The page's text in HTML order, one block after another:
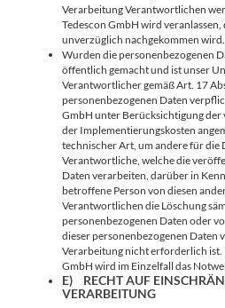
Verarbeitung Verantwortlichen
Tedescon GmbH wird veranlassen,
unverzüglich nachgekommen wird.
Wurden die personenbezogenen
öffentlich gemacht und ist unser
Verantwortlicher gemäß Art. 17
personenbezogenen Daten
GmbH unter Berücksichtigung der
der Implementierungskosten
technischer Art, um andere für die
Verantwortliche, welche die
Daten verarbeiten, darüber in
betroffene Person von diesen
Verantwortlichen die Löschung
personenbezogenen Daten oder
dieser personenbezogenen Daten
Verarbeitung nicht erforderlich ist.
GmbH wird im Einzelfall das
E) RECHT AUF
VERARBEITUNG